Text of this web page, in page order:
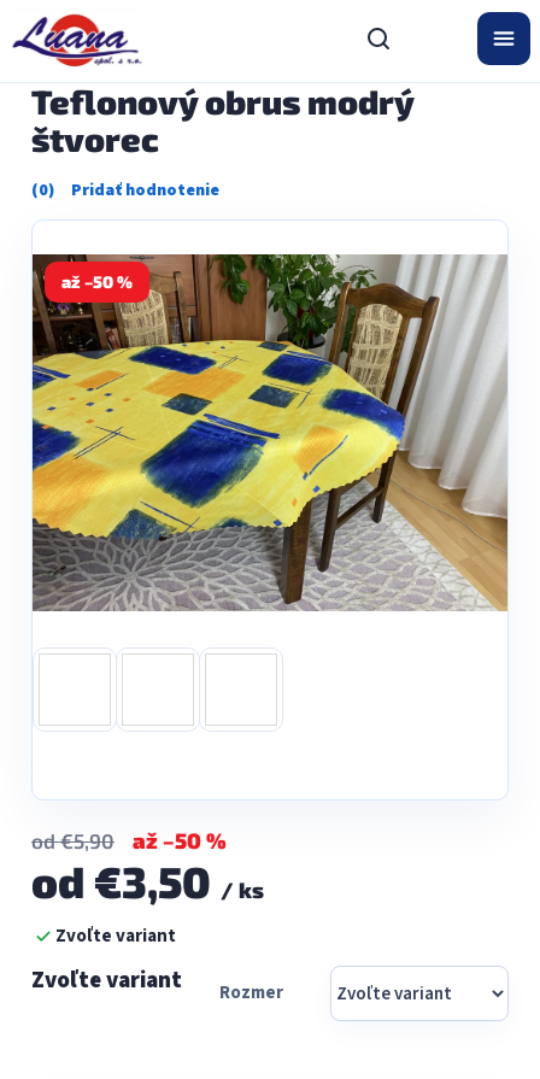
obsah
Teflonový obrus modrý
štvorec
Priemerné
hodnotenie
je
0,0
z
5
hviezdičiek.
až –50 %
od €5,90 až –50 %
od €3,50 / ks
Jednotková
cena:Zvoľte variant
Rozmer